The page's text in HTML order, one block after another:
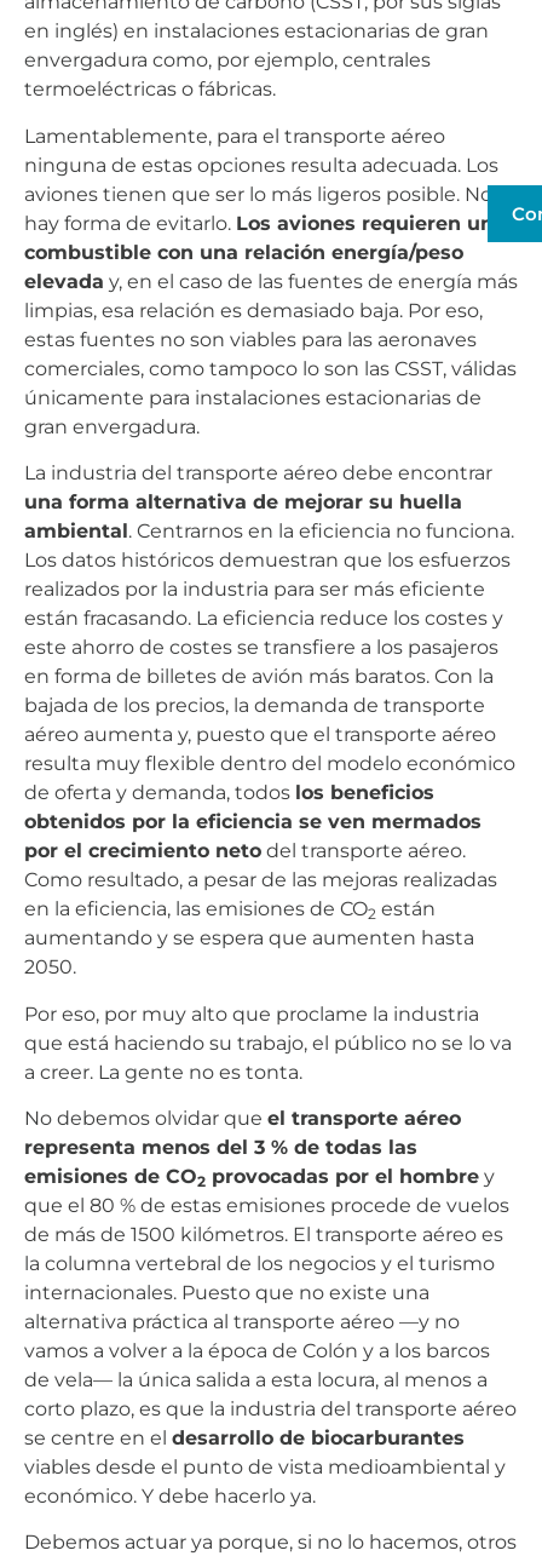
en inglés) en instalaciones estacionarias de gran
envergadura como, por ejemplo, centrales
termoeléctricas o fábricas.
Lamentablemente, para el transporte aéreo
ninguna de estas opciones resulta adecuada. Los
aviones tienen que ser lo más ligeros posible. No
hay forma de evitarlo. Los aviones requieren un
combustible con una relación energía/peso
elevada y, en el caso de las fuentes de energía más
limpias, esa relación es demasiado baja. Por eso,
estas fuentes no son viables para las aeronaves
comerciales, como tampoco lo son las CSST, válidas
únicamente para instalaciones estacionarias de
gran envergadura.
La industria del transporte aéreo debe encontrar
una forma alternativa de mejorar su huella
ambiental . Centrarnos en la eficiencia no funciona.
Los datos históricos demuestran que los esfuerzos
realizados por la industria para ser más eficiente
están fracasando. La eficiencia reduce los costes y
este ahorro de costes se transfiere a los pasajeros
en forma de billetes de avión más baratos. Con la
bajada de los precios, la demanda de transporte
aéreo aumenta y, puesto que el transporte aéreo
resulta muy flexible dentro del modelo económico
de oferta y demanda, todos los beneficios
obtenidos por la eficiencia se ven mermados
por el crecimiento neto del transporte aéreo.
Como resultado, a pesar de las mejoras realizadas
en la eficiencia, las emisiones de CO2 están
aumentando y se espera que aumenten hasta
2050.
Por eso, por muy alto que proclame la industria
que está haciendo su trabajo, el público no se lo va
a creer. La gente no es tonta.
No debemos olvidar que el transporte aéreo
representa menos del 3 % de todas las
emisiones de CO2 provocadas por el hombre y
que el 80 % de estas emisiones procede de vuelos
de más de 1500 kilómetros. El transporte aéreo es
la columna vertebral de los negocios y el turismo
internacionales. Puesto que no existe una
alternativa práctica al transporte aéreo —y no
vamos a volver a la época de Colón y a los barcos
de vela— la única salida a esta locura, al menos a
corto plazo, es que la industria del transporte aéreo
se centre en el desarrollo de biocarburantes
viables desde el punto de vista medioambiental y
económico. Y debe hacerlo ya.
Debemos actuar ya porque, si no lo hacemos, otros